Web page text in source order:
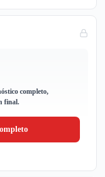
completo,
final.